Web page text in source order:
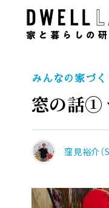
みんなの家づく
窓の話①
窪見裕介（